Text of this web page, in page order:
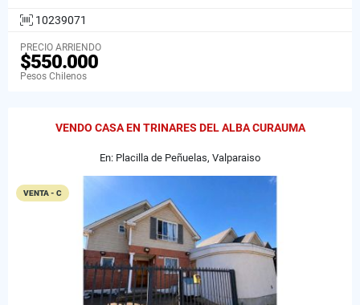
10239071
PRECIO ARRIENDO
$550.000
Pesos Chilenos
VENDO CASA EN TRINARES DEL ALBA CURAUMA
En: Placilla de Peñuelas, Valparaiso
VENTA - C